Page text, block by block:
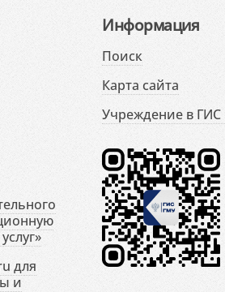
для
и
Информация
Поиск
Карта сайта
Учреждение в